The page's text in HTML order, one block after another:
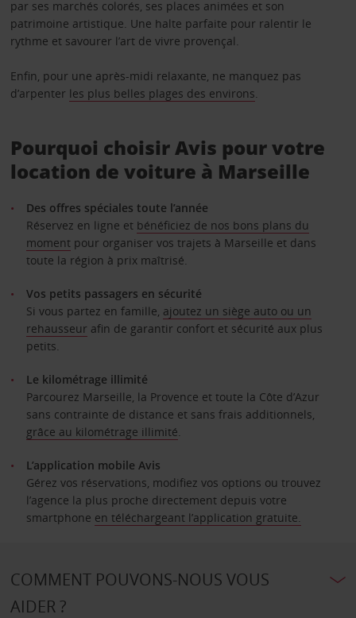
par ses marchés colorés, ses places animées et son
patrimoine artistique. Une halte parfaite pour ralentir le
rythme et savourer l’art de vivre provençal.
Enfin, pour une après-midi relaxante, ne manquez pas
d’arpenter les plus belles plages des environs
Pourquoi choisir Avis pour votre
location de voiture à Marseille
Des offres spéciales toute l’année
Réservez en ligne et bénéficiez de nos bons plans du
momentpour organiser vos trajets à Marseille et dans
toute la région à prix maîtrisé.
Vos petits passagers en sécurité
Si vous partez en famille, ajoutez un siège auto ou un
rehausseur afin de garantir confort et sécurité aux plus
petits.
Le kilométrage illimité
Parcourez Marseille, la Provence et toute la Côte d’Azur
sans contrainte de distance et sans frais additionnels,
grâce au kilométrage illimité
L’application mobile Avis
Gérez vos réservations, modifiez vos options ou trouvez
l’agence la plus proche directement depuis votre
smartphone en téléchargeant l’application gratuite.
COMMENT POUVONS-NOUS VOUS
AIDER ?